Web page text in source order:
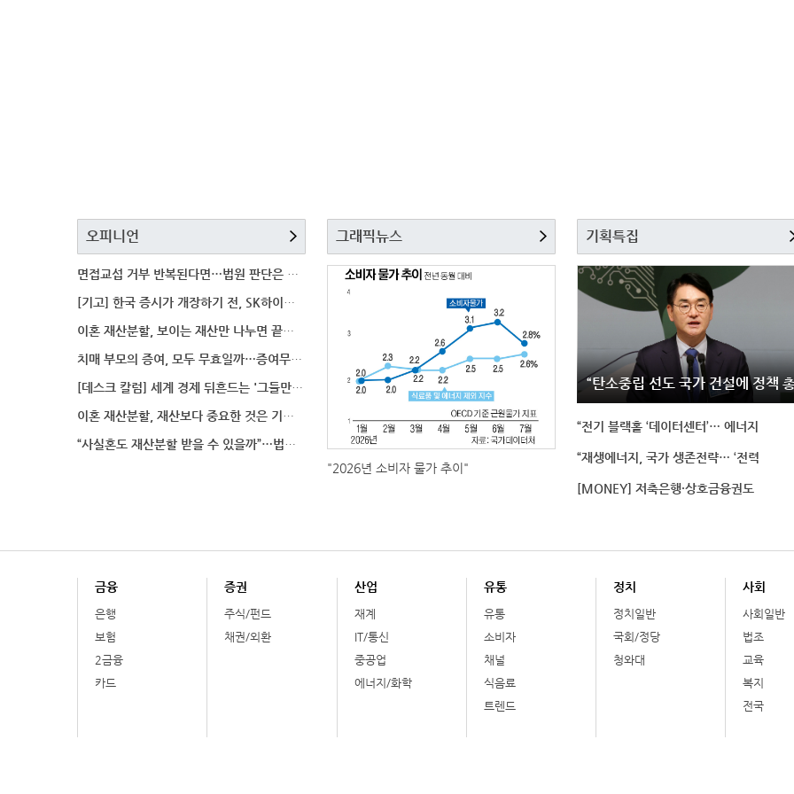
오피니언
면접교섭 거부 반복된다면…법원 판단은 달라질까
[기고] 한국 증시가 개장하기 전, SK하이닉스 가격은
이혼 재산분할, 보이는 재산만 나누면 끝일까…숨겨진 자
치매 부모의 증여, 모두 무효일까…증여무효 분쟁에서 법
[데스크 칼럼] 세계 경제 뒤흔드는 '그들만의 언어'
이혼 재산분할, 재산보다 중요한 것은 기여도 입증
“사실혼도 재산분할 받을 수 있을까”…법원이 살펴보는
그래픽뉴스
"2026년 소비자 물가 추이"
기획특집
“탄소중립 선도 국가 건설에 정책
“전기 블랙홀 ‘데이터센터’… 에너지
“재생에너지, 국가 생존전략… ‘전력
[MONEY] 저축은행·상호금융권도
금융
은행
보험
2금융
카드
증권
주식/펀드
채권/외환
산업
재계
IT/통신
중공업
에너지/화학
유통
유통
소비자
채널
식음료
트렌드
정치
정치일반
국회/정당
청와대
사회
사회일반
법조
교육
복지
전국